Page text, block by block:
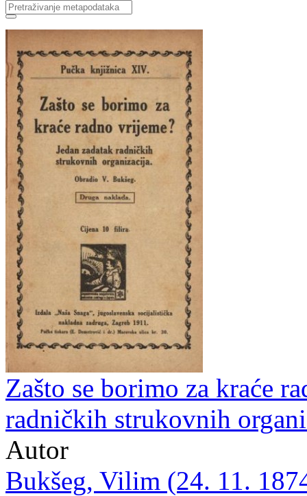
Zašto se borimo za kraće
radničkih strukovnih
Autor
Bukšeg, Vilim (24. 11.